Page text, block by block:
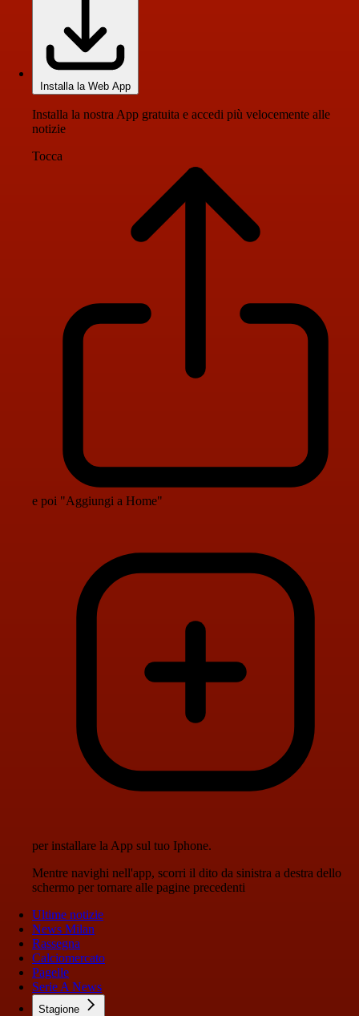
Installa la Web App
Installa la nostra App gratuita e accedi più velocemente alle
notizie
Tocca
e poi "Aggiungi a Home"
per installare la App sul tuo Iphone.
Mentre navighi nell'app, scorri il dito da sinistra a destra dello
schermo per tornare alle pagine precedenti
Ultime notizie
News Milan
Rassegna
Calciomercato
Pagelle
Serie A News
Stagione